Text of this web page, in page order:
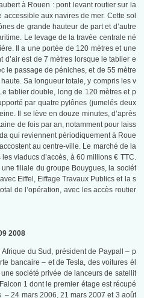
à Rouen : pont levant routier sur la
aux navires de mer. Cette sol
de grande hauteur de part et d’autre
Le levage de la travée centrale né
Il a une portée de 120 mètres et une
d’air est de 7 mètres lorsque le tablier e
le passage de péniches, et de 55 mètre
Sa longueur totale, y compris les v
tablier double, long de 120 mètres et p
par quatre pylônes (jumelés deux
Il se lève en douze minutes, d’après
de fois par an, notamment pour laiss
qui reviennent périodiquement à Roue
au centre-ville. Le marché de la
viaducs d’accès, à 60 millions € TTC.
une filiale du groupe Bouygues, la sociét
Eiffel, Eiffage Travaux Publics et la s
de l’opération, avec les accès routier
2008
du Sud, président de Paypall – p
bancaire – et de Tesla, des voitures él
société privée de lanceurs de satellit
1 dont le premier étage est récupé
24 mars 2006, 21 mars 2007 et 3 août